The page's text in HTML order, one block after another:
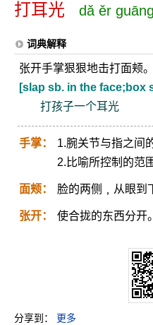
打耳光 dǎ ěr guāng
词典解释
张开手掌狠狠地击打面颊。
[slap sb. in the face;box
打孩子一个耳光
手掌：
1.腕关节与指之间
2.比喻所控制的范
面颊： 脸的两侧﹐从眼到
张开： 使合拢的东西分开
分享到： 更多